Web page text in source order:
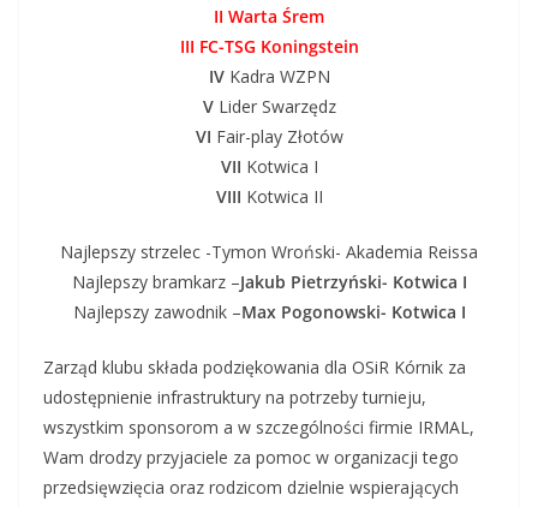
II Warta Śrem
III FC-TSG Koningstein
IVKadra WZPN
VLider Swarzędz
VI Fair-play Złotów
VII Kotwica I
VIII Kotwica II
Najlepszy strzelec -Tymon Wroński- Akademia Reissa
Najlepszy bramkarz –Jakub Pietrzyński- Kotwica I
Najlepszy zawodnik –Max Pogonowski- Kotwica I
Zarząd klubu składa podziękowania dla OSiR Kórnik za
udostępnienie infrastruktury na potrzeby turnieju,
wszystkim sponsorom a w szczególności firmie IRMAL,
Wam drodzy przyjaciele za pomoc w organizacji tego
przedsięwzięcia oraz rodzicom dzielnie wspierających